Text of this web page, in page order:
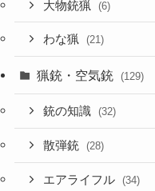
大物銃猟 (6)
わな猟 (21)
猟銃・空気銃 (129)
銃の知識 (32)
散弾銃 (28)
エアライフル (34)